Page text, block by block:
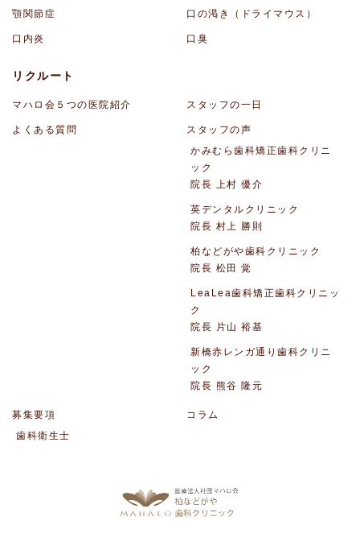
顎関節症 口の渇き（ドライマウス）
口内炎 口臭
リクルート
マハロ会５つの医院紹介 スタッフの一日
よくある質問
スタッフの声
かみむら歯科矯正歯科クリニ
ック
院長 上村 優介
英デンタルクリニック
院長 村上 勝則
柏などがや歯科クリニック
院長 松田 覚
LeaLea歯科矯正歯科クリニッ
ク
院長 片山 裕基
新橋赤レンガ通り歯科クリニ
ック
院長 熊谷 隆元
募集要項
歯科衛生士
コラム